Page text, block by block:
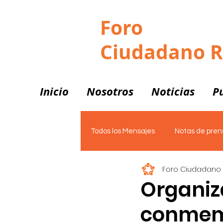
Foro
Ciudadano
Inicio Nosotros Noticias
Todos los Mensajes Notas de
Notas de Prensa
PLATAFORMAS Un mejor
Foro Ciudadano